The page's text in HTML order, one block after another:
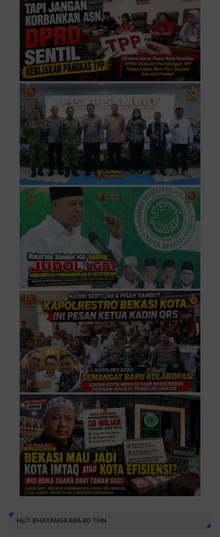
HUT BHAYANGKARA 80 THN